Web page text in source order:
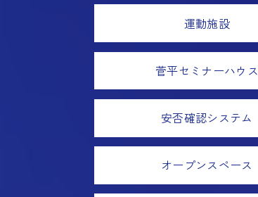
運動施設
菅平セミナーハウス
安否確認システム
オープンスペース